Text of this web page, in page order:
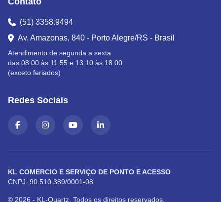
(51) 3358.9494
Av. Amazonas, 840 - Porto Alegre/RS - Brasil
Atendimento de segunda a sexta
das 08:00 às 11:55 e 13:10 às 18:00
(exceto feriados)
Redes Sociais
KL COMERCIO E SERVIÇO DE PONTO E ACESSO
CNPJ: 90.510.389/0001-08
© 2026 - KL-Quartz. Todos os direitos reservados.